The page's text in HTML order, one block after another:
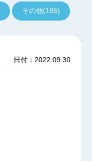
その他(186)
日付：2022.09.30